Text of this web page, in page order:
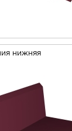
нижняя